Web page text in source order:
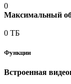
0
Максимальный
0 ТБ
Функции
Встроенная